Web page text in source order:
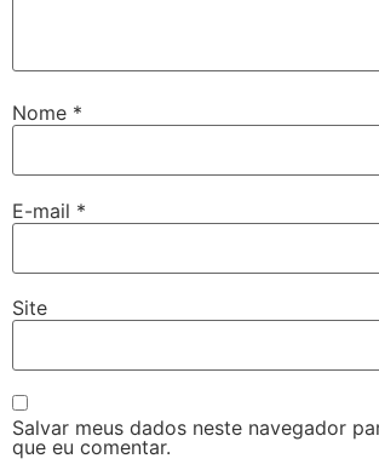
Nome *
E-mail *
Site
Salvar meus dados neste navegador
que eu comentar.